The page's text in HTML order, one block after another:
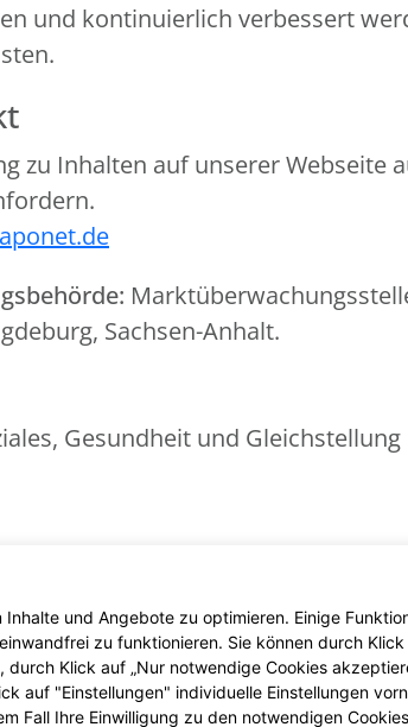
und kontinuierlich verbessert
zu Inhalten auf unserer
Sachsen-Anhalt.
Gesundheit und Gleichstellung
der Länder
und Angebote zu optimieren. Einige
zu funktionieren. Sie können durch
durch Klick auf „Nur notwendige Cookies
auf "Einstellungen" individuelle Einstellungen
Fall Ihre Einwilligung zu den notwendigen